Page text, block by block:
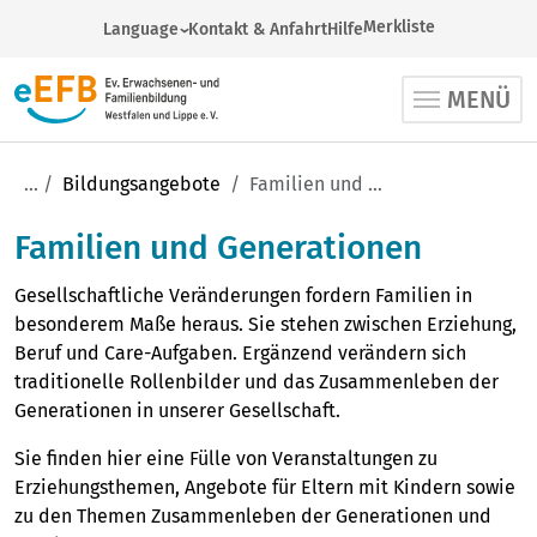
Language
Arabic
English
French
Spanish
Ukrainian
Kontakt & AnfahrtHilfeMerkliste
MENÜ
Bildungsangebote Familien und Generationen
Familien und Generationen
Gesellschaftliche Veränderungen fordern Familien in
besonderem Maße heraus. Sie stehen zwischen Erziehung,
Beruf und Care-Aufgaben. Ergänzend verändern sich
traditionelle Rollenbilder und das Zusammenleben der
Generationen in unserer Gesellschaft.
Sie finden hier eine Fülle von Veranstaltungen zu
Erziehungsthemen, Angebote für Eltern mit Kindern sowie
zu den Themen Zusammenleben der Generationen und
Religion, Lebensgestaltung, Pilgern (1063)
Gesellschaft, Politik, Migration (473)
Familien und Generationen (56)
Kultur und Gesundheit (389)
Beruf und Pädagogik (378)
Sprachen und Schulabschlüsse (66)
Veranstaltungsort auswählen
Umkreis
Regionalstelle auswählen
€ -